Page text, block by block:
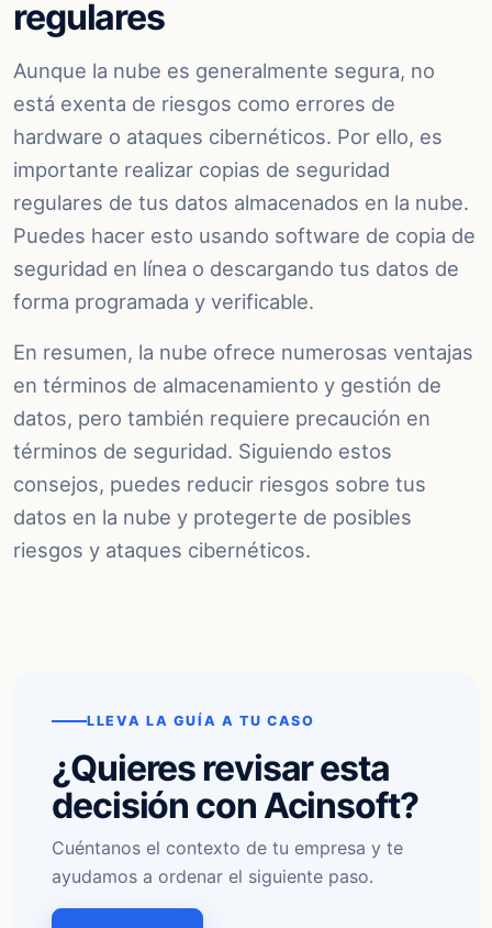
regulares
Aunque la nube es generalmente segura, no
está exenta de riesgos como errores de
hardware o ataques cibernéticos. Por ello, es
importante realizar copias de seguridad
regulares de tus datos almacenados en la nube.
Puedes hacer esto usando software de copia de
seguridad en línea o descargando tus datos de
forma programada y verificable.
En resumen, la nube ofrece numerosas ventajas
en términos de almacenamiento y gestión de
datos, pero también requiere precaución en
términos de seguridad. Siguiendo estos
consejos, puedes reducir riesgos sobre tus
datos en la nube y protegerte de posibles
riesgos y ataques cibernéticos.
LLEVA LA GUÍA A TU CASO
¿Quieres revisar esta
decisión con Acinsoft?
Cuéntanos el contexto de tu empresa y te
ayudamos a ordenar el siguiente paso.